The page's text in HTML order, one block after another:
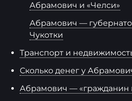
Абрамович и «Челси»
Абрамович —
Чукотки
Транспорт и
Сколько денег у
Абрамович — «гражданин